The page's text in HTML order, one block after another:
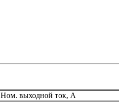
Ном. выходной ток, А